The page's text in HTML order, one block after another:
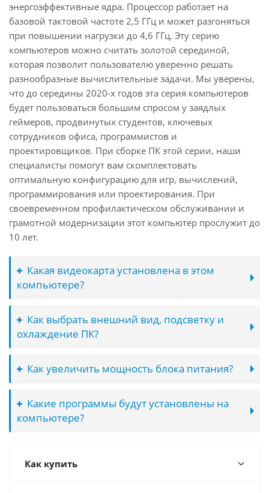
энергоэффективные ядра. Процессор работает на
базовой тактовой частоте 2,5 ГГц и может разгоняться
при повышении нагрузки до 4,6 ГГц. Эту серию
компьютеров можно считать золотой серединой,
которая позволит пользователю уверенно решать
разнообразные вычислительные задачи. Мы уверены,
что до середины 2020-х годов эта серия компьютеров
будет пользоваться большим спросом у заядлых
геймеров, продвинутых студентов, ключевых
сотрудников офиса, программистов и
проектировщиков. При сборке ПК этой серии, наши
специалисты помогут вам скомплектовать
оптимальную конфигурацию для игр, вычислений,
программирования или проектирования. При
своевременном профилактическом обслуживании и
грамотной модернизации этот компьютер прослужит до
10 лет.
Какая видеокарта установлена в этом
компьютере?
Как выбрать внешний вид, подсветку и
охлаждение ПК?
Как увеличить мощность блока питания?
Какие программы будут установлены на
компьютере?
Как купить